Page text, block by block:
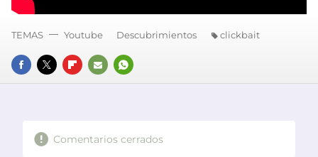
FACEBOOK
TWITTERFLIPBOARD
E-
WHATSAPP
TEMAS Youtube Descubrimientos clickbait
Comentarios cerrados